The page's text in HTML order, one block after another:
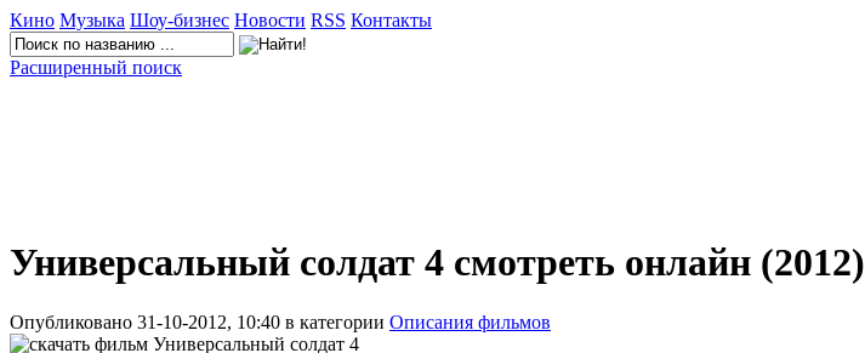
Кино Музыка Шоу-бизнес Новости RSS Контакты
Расширенный поиск
Универсальный солдат 4 смотреть онлайн (2012)
Опубликовано 31-10-2012, 10:40 в категории Описания фильмов